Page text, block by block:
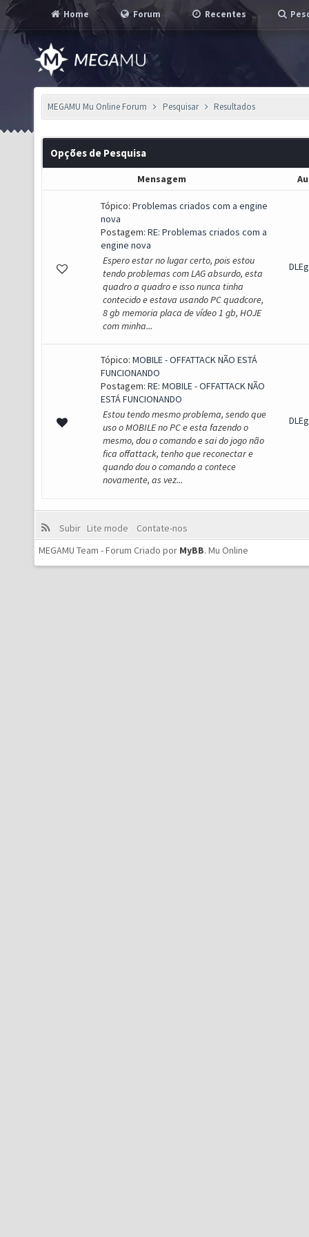
Home Forum Recentes
MEGAMU Mu Online Forum Pesquisar Resultados
Opções de Pesquisa
Mensagem
Tópico: Problemas criados com a engine
nova
Postagem: RE: Problemas criados com a
engine nova
Espero estar no lugar certo, pois estou
tendo problemas com LAG absurdo, esta
quadro a quadro e isso nunca tinha
contecido e estava usando PC quadcore,
8 gb memoria placa de vídeo 1 gb, HOJE
com minha...
Tópico: MOBILE - OFFATTACK NÃO ESTÁ
FUNCIONANDO
Postagem: RE: MOBILE - OFFATTACK NÃO
ESTÁ FUNCIONANDO
Estou tendo mesmo problema, sendo que
uso o MOBILE no PC e esta fazendo o
mesmo, dou o comando e sai do jogo não
fica offattack, tenho que reconectar e
quando dou o comando a contece
novamente, as vez...
Subir Lite mode
Contate-nos
MEGAMU Team - Forum Criado por MyBB. Mu Online